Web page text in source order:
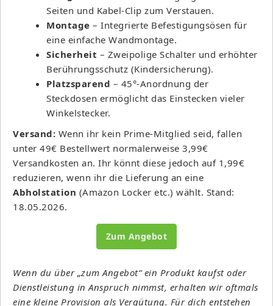
Seiten und Kabel-Clip zum Verstauen.
Montage – Integrierte Befestigungsösen für
eine einfache Wandmontage.
Sicherheit – Zweipolige Schalter und erhöhter
Berührungsschutz (Kindersicherung).
Platzsparend – 45°-Anordnung der
Steckdosen ermöglicht das Einstecken vieler
Winkelstecker.
Versand: Wenn ihr kein Prime-Mitglied seid, fallen
unter 49€ Bestellwert normalerweise 3,99€
Versandkosten an. Ihr könnt diese jedoch auf 1,99€
reduzieren, wenn ihr die Lieferung an eine
Abholstation (Amazon Locker etc.) wählt. Stand:
18.05.2026.
Zum Angebot
Wenn du über „zum Angebot“ ein Produkt kaufst oder
Dienstleistung in Anspruch nimmst, erhalten wir oftmals
eine kleine Provision als Vergütung. Für dich entstehen